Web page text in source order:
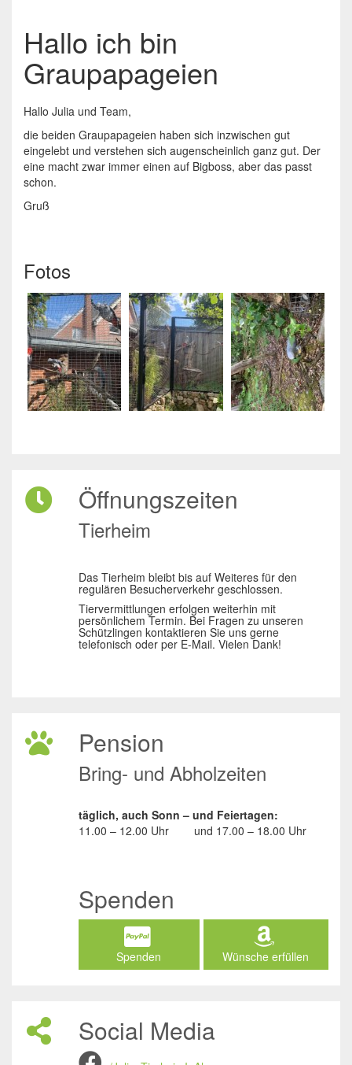
Hallo ich bin
Graupapageien
Hallo Julia und Team,
die beiden Graupapageien haben sich inzwischen gut
eingelebt und verstehen sich augenscheinlich ganz gut. Der
eine macht zwar immer einen auf Bigboss, aber das passt
schon.
Gruß
Fotos
Öffnungszeiten
Tierheim
Das Tierheim bleibt bis auf Weiteres für den
regulären Besucherverkehr geschlossen.
Tiervermittlungen erfolgen weiterhin mit
persönlichem Termin. Bei Fragen zu unseren
Schützlingen kontaktieren Sie uns gerne
telefonisch oder per E-Mail. Vielen Dank!
Pension
Bring- und Abholzeiten
täglich, auch Sonn – und Feiertagen:
11.00 – 12.00 Uhr
und 17.00 – 18.00 Uhr
Spenden
Spenden Wünsche erfüllen
Social Media